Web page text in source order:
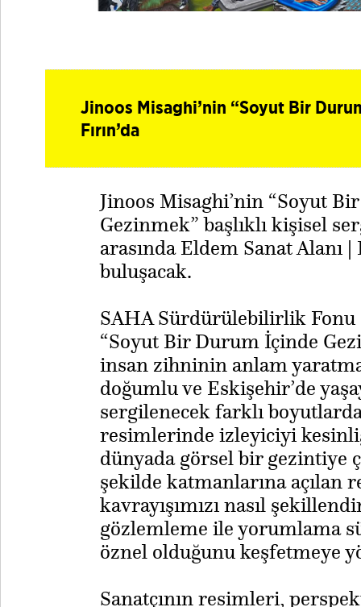
Jinoos Misaghi’nin “Soyut Bir
Fırın’da
Jinoos Misaghi’nin “Soyut
Gezinmek” başlıklı kişisel
arasında Eldem Sanat Alanı |
buluşacak.
SAHA Sürdürülebilirlik
“Soyut Bir Durum İçinde
insan zihninin anlam
doğumlu ve Eskişehir’de
sergilenecek farklı
resimlerinde izleyiciyi
dünyada görsel bir gezintiye
şekilde katmanlarına açılan
kavrayışımızı nasıl
gözlemleme ile yorumlama
öznel olduğunu keşfetmeye
Sanatçının resimleri,